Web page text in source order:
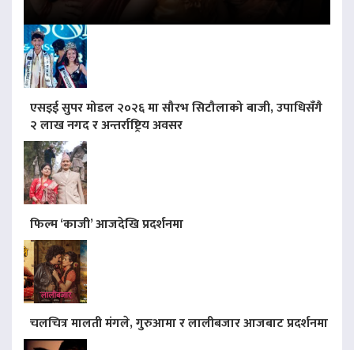
एसइई सुपर मोडल २०२६ मा सौरभ सिटौलाको बाजी, उपाधिसँगै
२ लाख नगद र अन्तर्राष्ट्रिय अवसर
फिल्म ‘काजी’ आजदेखि प्रदर्शनमा
चलचित्र मालती मंगले, गुरुआमा र लालीबजार आजबाट प्रदर्शनमा